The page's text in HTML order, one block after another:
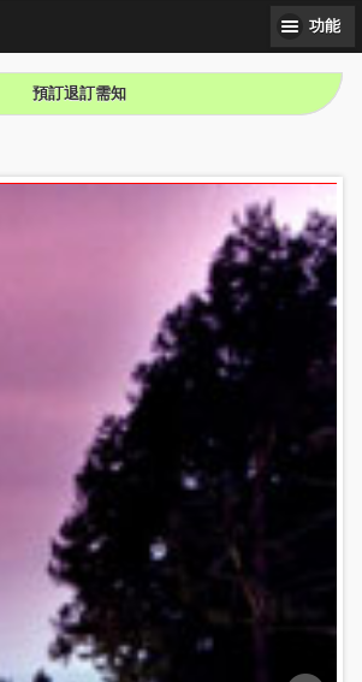
功能
預訂退訂需知